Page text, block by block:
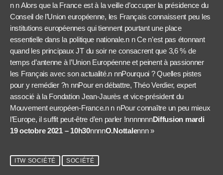
n n Alors que la France est à la veille d’occuper la présidence du
Conseil de l’Union européenne, les Français connaissent peu les
institutions européennes qui tiennent pourtant une place
essentielle dans la politique nationale.n n Ce n’est pas étonnant
quand les principaux JT du soir ne consacrent que 3,6 % de
temps d’antenne à l’Union Européenne et peinent à passionner
les Français avec son actualité.n nnPourquoi ? Quelles pistes
pour y remédier ?n nnPour en débattre, Théo Verdier, expert
associé à la Fondation Jean-Jaurès et vice-président du
Mouvement européen-France.n n nPour connaître un peu mieux
l’Europe, il suffit peut-être d’en parler !nnnnnnnDiffusion mardi
19 octobre 2021 – 10h30nnnnO.Nottalennn »
ITW SOCIÉTÉ SOCIÉTÉ